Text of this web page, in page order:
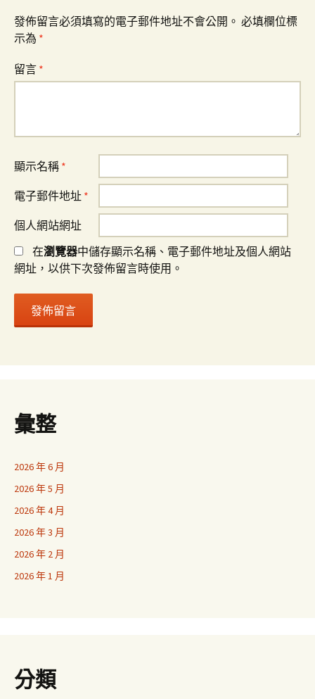
發佈留言必須填寫的電子郵件地址不會公開。 必填欄位標
示為 *
留言 *
顯示名稱 *
電子郵件地址 *
個人網站網址
在瀏覽器中儲存顯示名稱、電子郵件地址及個人網站
網址，以供下次發佈留言時使用。
彙整
2026 年 6 月
2026 年 5 月
2026 年 4 月
2026 年 3 月
2026 年 2 月
2026 年 1 月
分類